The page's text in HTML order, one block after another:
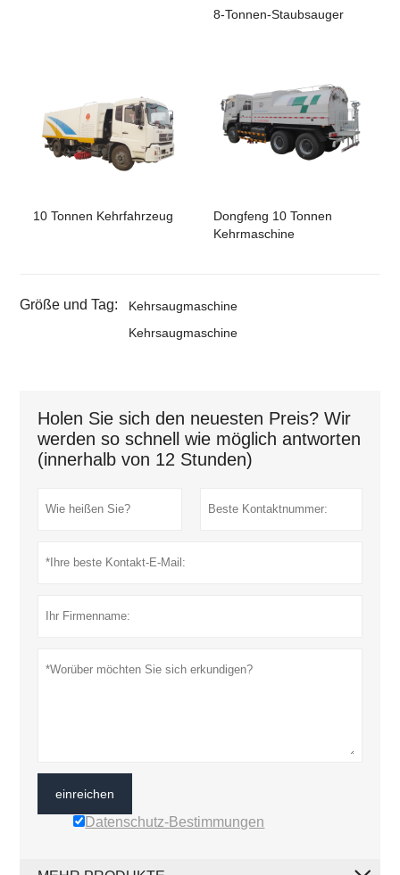
8-Tonnen-Staubsauger
10 Tonnen Kehrfahrzeug
Dongfeng 10 Tonnen
Kehrmaschine
Größe und Tag:
Kehrsaugmaschine
Kehrsaugmaschine
Holen Sie sich den neuesten Preis? Wir
werden so schnell wie möglich antworten
(innerhalb von 12 Stunden)
einreichen
Datenschutz-Bestimmungen